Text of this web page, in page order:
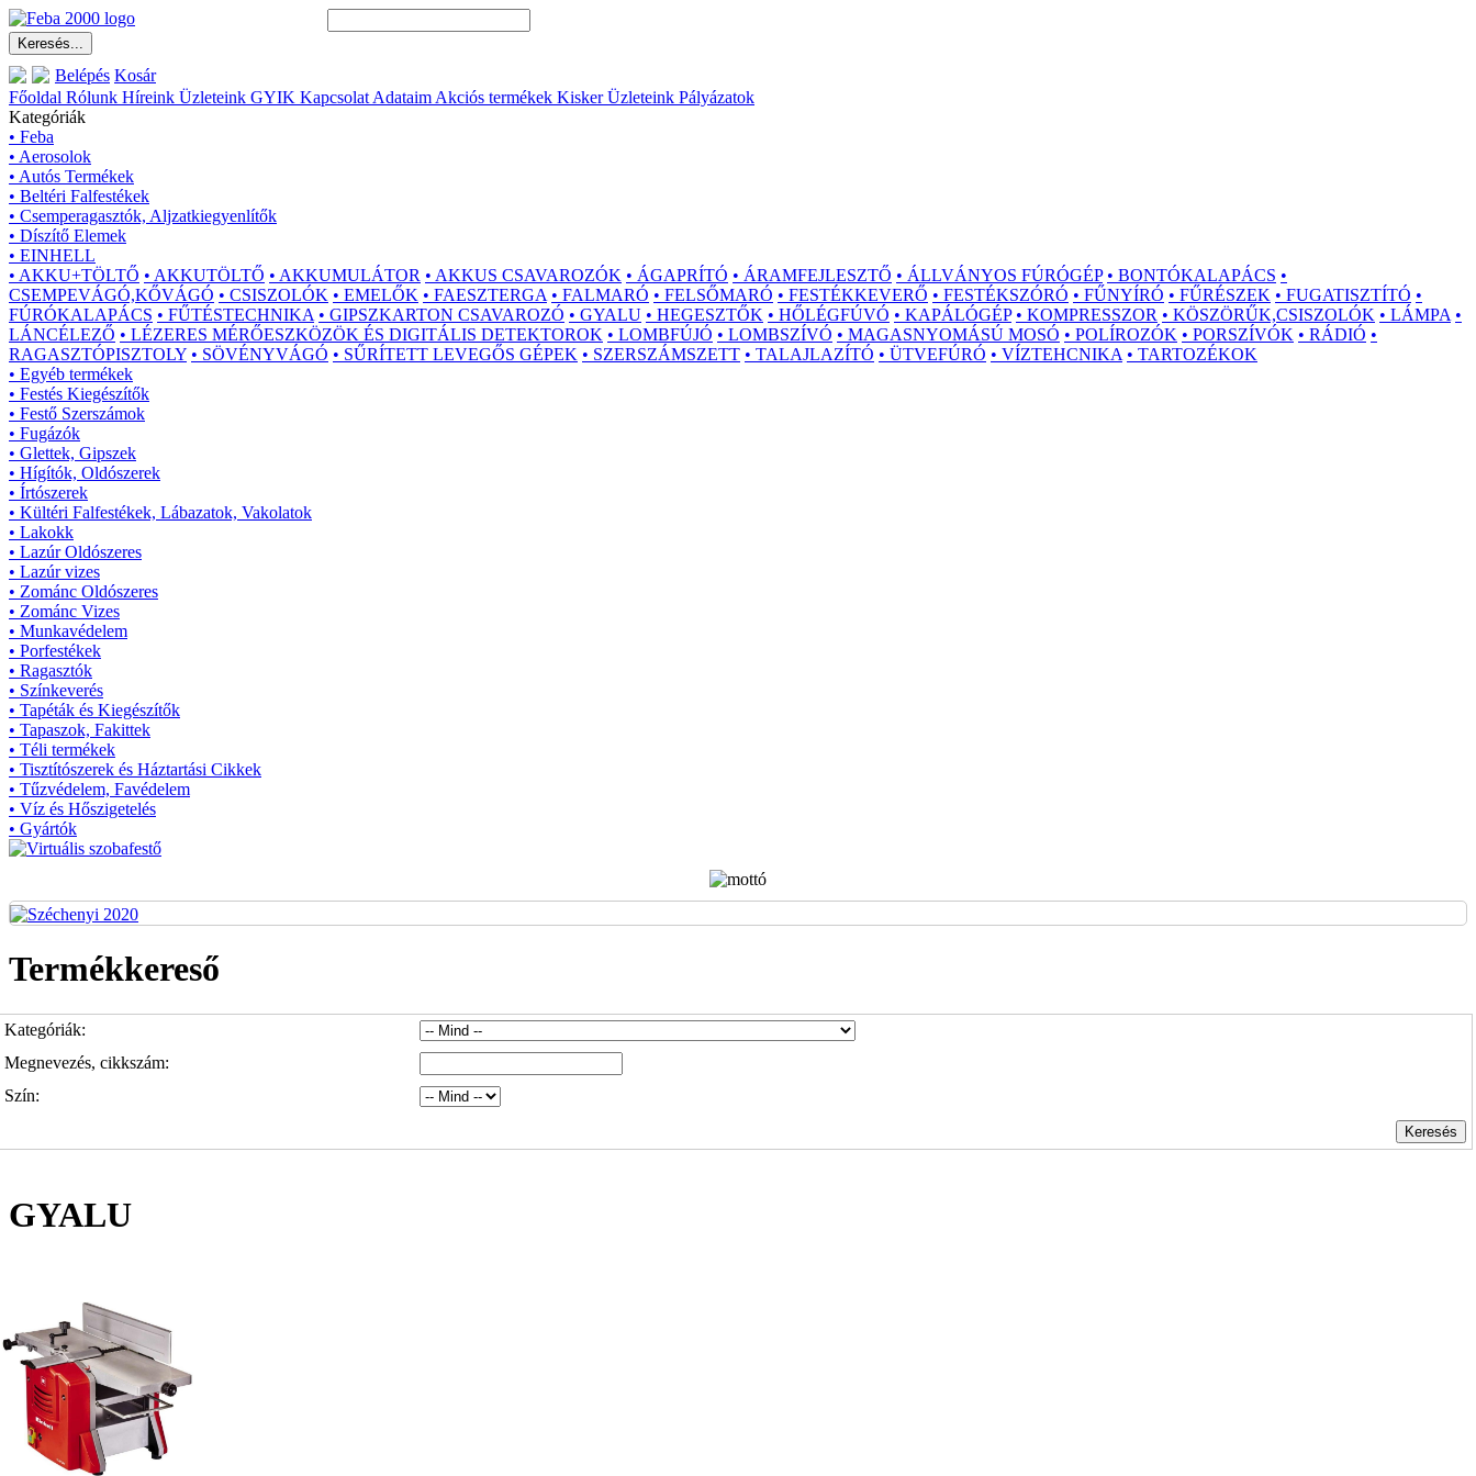
Belépés Kosár
Főoldal Rólunk Híreink Üzleteink GYIK Kapcsolat Adataim Akciós termékek Kisker Üzleteink Pályázatok
Kategóriák
• Feba
• Aerosolok
• Autós Termékek
• Beltéri Falfestékek
• Csemperagasztók, Aljzatkiegyenlítők
• Díszítő Elemek
• EINHELL
• AKKU+TÖLTŐ • AKKUTÖLTŐ • AKKUMULÁTOR • AKKUS CSAVAROZÓK • ÁGAPRÍTÓ • ÁRAMFEJLESZTŐ • ÁLLVÁNYOS FÚRÓGÉP • BONTÓKALAPÁCS •
CSEMPEVÁGÓ,KŐVÁGÓ • CSISZOLÓK • EMELŐK • FAESZTERGA • FALMARÓ • FELSŐMARÓ • FESTÉKKEVERŐ • FESTÉKSZÓRÓ • FŰNYÍRÓ • FŰRÉSZEK • FUGATISZTÍTÓ •
FÚRÓKALAPÁCS • FŰTÉSTECHNIKA • GIPSZKARTON CSAVAROZÓ • GYALU • HEGESZTŐK • HŐLÉGFÚVÓ • KAPÁLÓGÉP • KOMPRESSZOR • KÖSZÖRŰK,CSISZOLÓK • LÁMPA •
LÁNCÉLEZŐ • LÉZERES MÉRŐESZKÖZÖK ÉS DIGITÁLIS DETEKTOROK • LOMBFÚJÓ • LOMBSZÍVÓ • MAGASNYOMÁSÚ MOSÓ • POLÍROZÓK • PORSZÍVÓK • RÁDIÓ •
RAGASZTÓPISZTOLY • SÖVÉNYVÁGÓ • SŰRÍTETT LEVEGŐS GÉPEK • SZERSZÁMSZETT • TALAJLAZÍTÓ • ÜTVEFÚRÓ • VÍZTEHCNIKA • TARTOZÉKOK
• Egyéb termékek
• Festés Kiegészítők
• Festő Szerszámok
• Fugázók
• Glettek, Gipszek
• Hígítók, Oldószerek
• Írtószerek
• Kültéri Falfestékek, Lábazatok, Vakolatok
• Lakokk
• Lazúr Oldószeres
• Lazúr vizes
• Zománc Oldószeres
• Zománc Vizes
• Munkavédelem
• Porfestékek
• Ragasztók
• Színkeverés
• Tapéták és Kiegészítők
• Tapaszok, Fakittek
• Téli termékek
• Tisztítószerek és Háztartási Cikkek
• Tűzvédelem, Favédelem
• Víz és Hőszigetelés
• Gyártók
Termékkereső
Kategóriák:
Megnevezés, cikkszám:
Szín:
GYALU